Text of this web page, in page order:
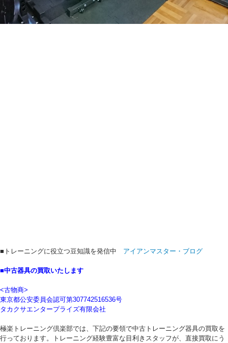
■トレーニングに役立つ豆知識を発信中 アイアンマスター・ブログ
■中古器具の買取いたします
<古物商>
東京都公安委員会認可第307742516536号
タカクサエンタープライズ有限会社
極楽トレーニング倶楽部では、下記の要領で中古トレーニング器具の買取を
行っております。トレーニング経験豊富な目利きスタッフが、直接買取にう